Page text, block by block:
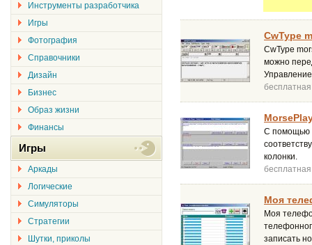
CwType
CwType
можно
бесплатная
С помощью
колонки.
бесплатная
Моя
Моя
записать
Инструменты разработчика
Игры
Фотография
Справочники
Дизайн
Бизнес
Образ жизни
Финансы
Игры
Аркады
Логические
Симуляторы
Стратегии
Шутки, приколы